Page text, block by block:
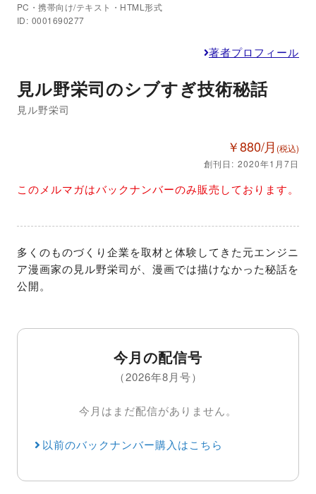
PC・携帯向け/テキスト・HTML形式
ID: 0001690277
著者プロフィール
見ル野栄司のシブすぎ技術秘話
見ル野栄司
￥880/月 (税込)
創刊日: 2020年1月7日
このメルマガはバックナンバーのみ販売しております。
多くのものづくり企業を取材と体験してきた元エンジニ
ア漫画家の見ル野栄司が、漫画では描けなかった秘話を
公開。
今月の配信号
（2026年8月号）
今月はまだ配信がありません。
以前のバックナンバー購入はこちら